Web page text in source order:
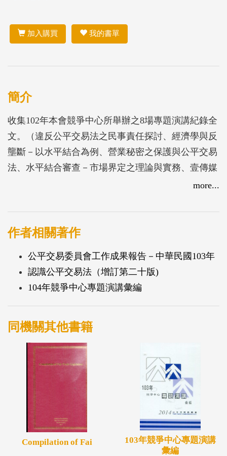
加入購買 我的書單
簡介
收集102年本會競爭中心所舉辦之8場專題演講紀錄全
文。（違反公平交易法之民事責任探討、經濟學與反
壟斷－以水平結合為例、營業秘密之保護與公平交易
法、水平結合審查－市場界定之理論與實務、壹傳媒
併購案在公平交易法結合管制上引起的迴盪、析論中
制之國際競爭力、「部落格寫手門」適用公平交易法
之探討-Samsung寫手門案例探討）
more...
作者相關著作
公平交易委員會工作成果報告－中華民國103年
認識公平交易法（增訂第二十版)
104年競爭中心專題演講彙編
同機關其他書籍
Compilation of Fai
103年競爭中心專題演講
彙編